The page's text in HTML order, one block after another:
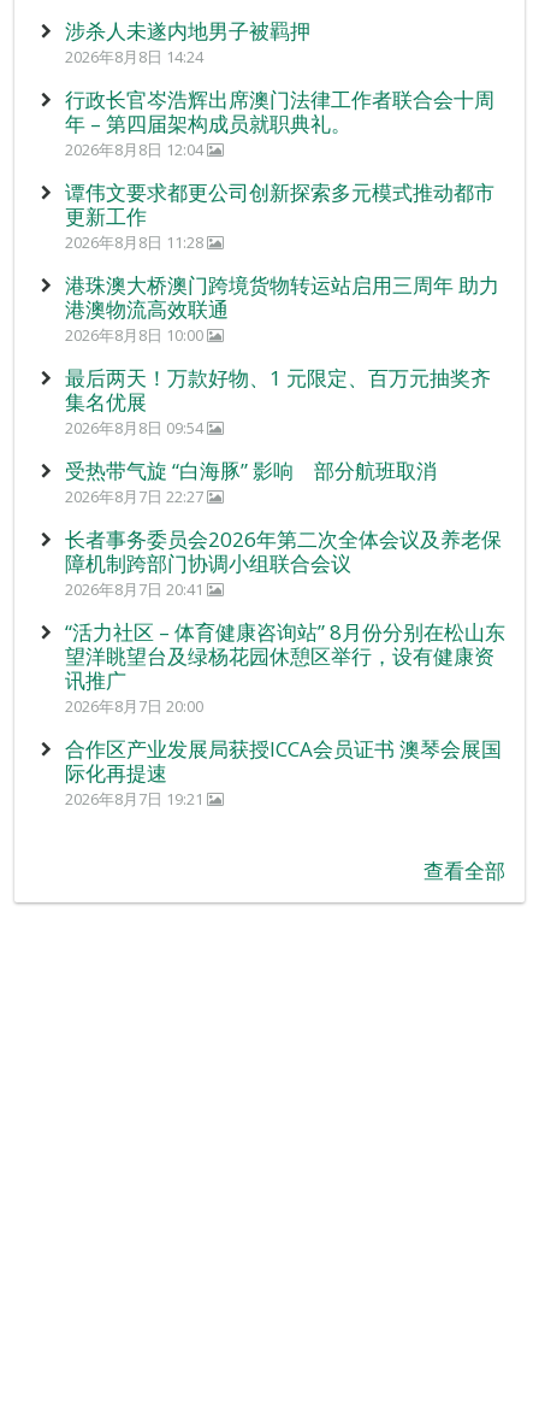
涉杀人未遂内地男子被羁押
2026年8月8日 14:24
行政长官岑浩辉出席澳门法律工作者联合会十周
年 – 第四届架构成员就职典礼。
2026年8月8日 12:04
谭伟文要求都更公司创新探索多元模式推动都市
更新工作
2026年8月8日 11:28
港珠澳大桥澳门跨境货物转运站启用三周年 助力
港澳物流高效联通
2026年8月8日 10:00
最后两天！万款好物、1 元限定、百万元抽奖齐
集名优展
2026年8月8日 09:54
受热带气旋 “白海豚” 影响 部分航班取消
2026年8月7日 22:27
长者事务委员会2026年第二次全体会议及养老保
障机制跨部门协调小组联合会议
2026年8月7日 20:41
“活力社区 – 体育健康咨询站” 8月份分别在松山东
望洋眺望台及绿杨花园休憩区举行，设有健康资
讯推广
2026年8月7日 20:00
合作区产业发展局获授ICCA会员证书 澳琴会展国
际化再提速
2026年8月7日 19:21
查看全部